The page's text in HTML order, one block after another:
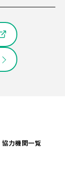
協力機関一覧